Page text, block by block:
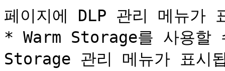
페이지에 DLP 관리 메뉴가
* Warm Storage를 사용할
Storage 관리 메뉴가 표시